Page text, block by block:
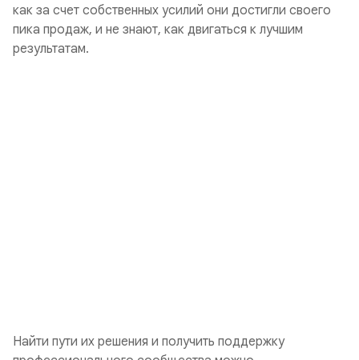
как за счет собственных усилий они достигли своего
пика продаж, и не знают, как двигаться к лучшим
результатам.
Найти пути их решения и получить поддержку